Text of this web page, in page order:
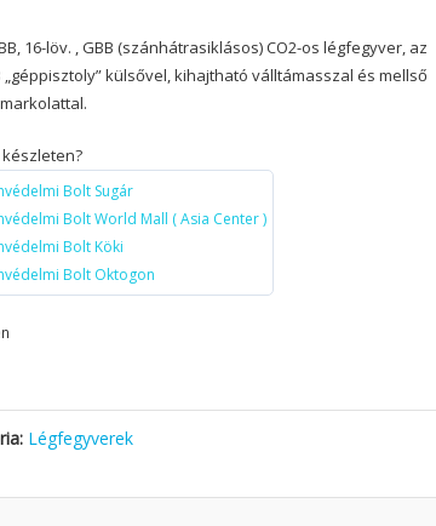
16-löv. , GBB (szánhátrasiklásos) CO2-os légfegyver, az
„géppisztoly” külsővel, kihajtható válltámasszal és mellső
Bolt Sugár
Bolt World Mall ( Asia Center )
Bolt Köki
Bolt Oktogon
Légfegyverek